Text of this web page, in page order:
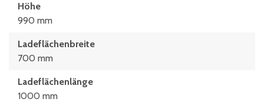
Höhe
990 mm
Ladeflächenbreite
700 mm
Ladeflächenlänge
1000 mm